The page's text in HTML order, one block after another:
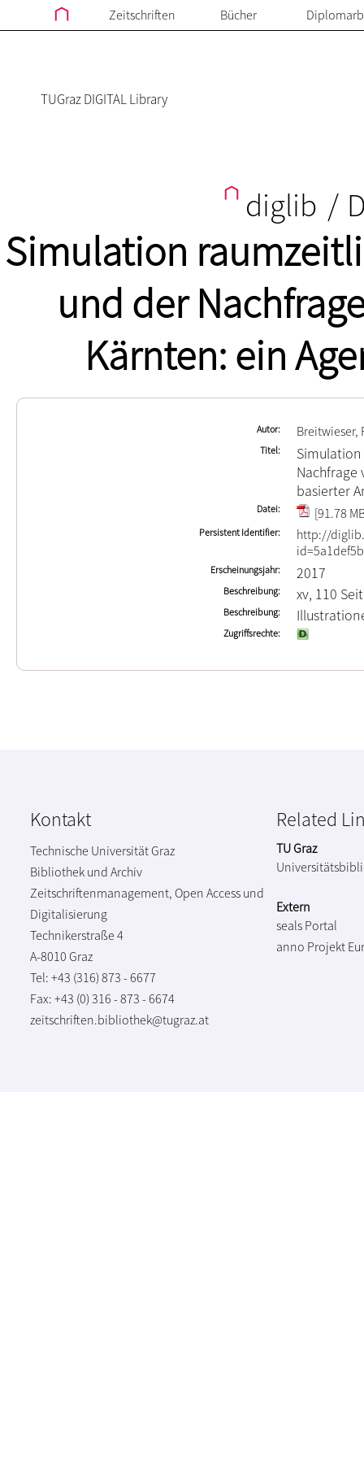
Zeitschriften Bücher
TUGraz DIGITAL Library
diglib /
Simulation
und der
Kärnten: ein
Autor Breitwieser,
Titel
Nachfrage
basierter
Datei [91.78
Persistent Identifier
http://
Erscheinungsjahr 2017
Beschreibung xv, 110
Beschreibung
Zugriffsrechte
Kontakt
Technische Universität Graz
Bibliothek und Archiv
Zeitschriftenmanagement, Open Access und
Digitalisierung
Technikerstraße 4
A-8010 Graz
Tel: +43 (316) 873 - 6677
Fax: +43 (0) 316 - 873 - 6674
zeitschriften.bibliothek@tugraz.at
Related
TU Graz
Extern
seals Portal
anno Projekt